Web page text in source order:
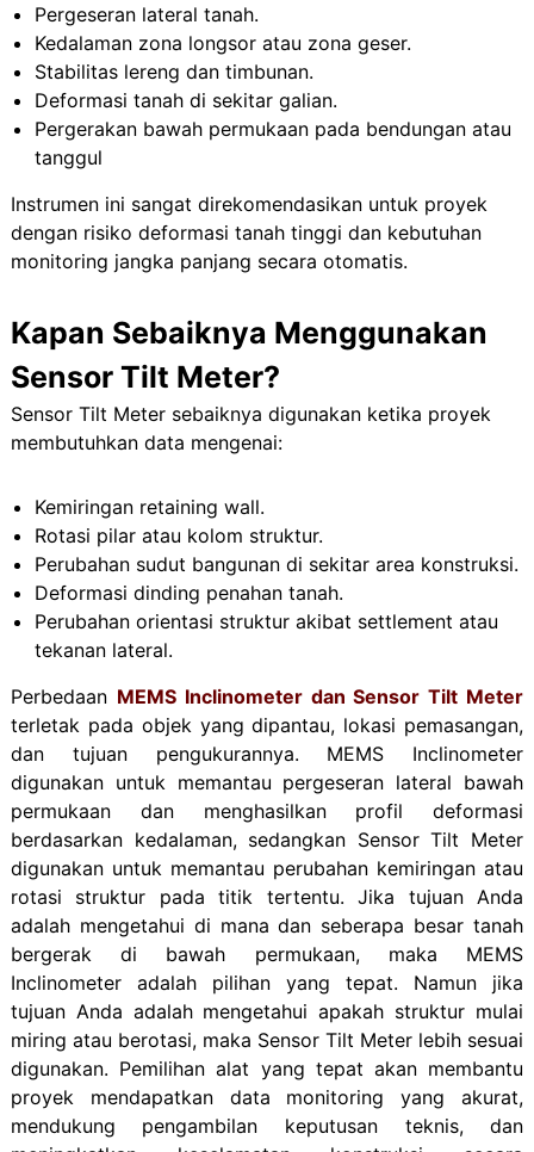
Pergeseran lateral tanah.
Kedalaman zona longsor atau zona geser.
Stabilitas lereng dan timbunan.
Deformasi tanah di sekitar galian.
Pergerakan bawah permukaan pada bendungan atau
tanggul
Instrumen ini sangat direkomendasikan untuk proyek
dengan risiko deformasi tanah tinggi dan kebutuhan
monitoring jangka panjang secara otomatis.
Kapan Sebaiknya Menggunakan
Sensor Tilt Meter?
Sensor Tilt Meter sebaiknya digunakan ketika proyek
membutuhkan data mengenai:
Kemiringan retaining wall.
Rotasi pilar atau kolom struktur.
Perubahan sudut bangunan di sekitar area konstruksi.
Deformasi dinding penahan tanah.
Perubahan orientasi struktur akibat settlement atau
tekanan lateral.
Perbedaan MEMS Inclinometer dan Sensor Tilt Meter
terletak pada objek yang dipantau, lokasi pemasangan,
dan tujuan pengukurannya. MEMS Inclinometer
digunakan untuk memantau pergeseran lateral bawah
permukaan dan menghasilkan profil deformasi
berdasarkan kedalaman, sedangkan Sensor Tilt Meter
digunakan untuk memantau perubahan kemiringan atau
rotasi struktur pada titik tertentu. Jika tujuan Anda
adalah mengetahui di mana dan seberapa besar tanah
bergerak di bawah permukaan, maka MEMS
Inclinometer adalah pilihan yang tepat. Namun jika
tujuan Anda adalah mengetahui apakah struktur mulai
miring atau berotasi, maka Sensor Tilt Meter lebih sesuai
digunakan. Pemilihan alat yang tepat akan membantu
proyek mendapatkan data monitoring yang akurat,
mendukung pengambilan keputusan teknis, dan